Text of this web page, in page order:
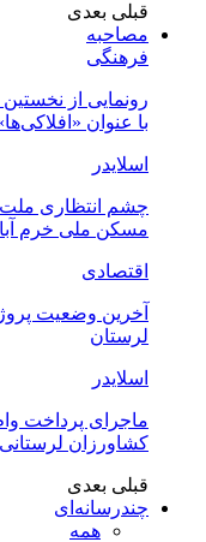
قبلی بعدی
مصاحبه
فرهنگی
رونمایی از
با عنوان
اسلایدر
مسکن ملی خرم
اقتصادی
آخرین وضعیت
لرستان
اسلایدر
کشاورزان
قبلی بعدی
چندرسانه‌ای
همه